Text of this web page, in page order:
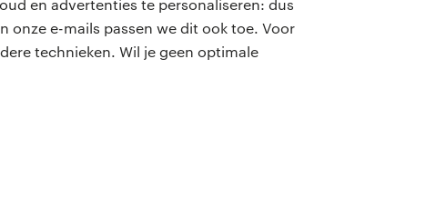
en advertenties te personaliseren: dus
onze e-mails passen we dit ook toe. Voor
technieken. Wil je geen optimale